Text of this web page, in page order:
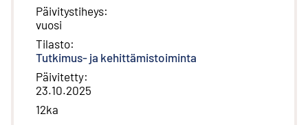
Päivitystiheys:
vuosi
Tilasto:
Tutkimus- ja kehittämistoiminta
Päivitetty:
23.10.2025
12ka